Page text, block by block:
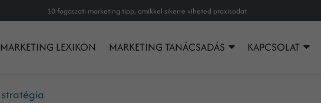
10 fogászati marketing tipp, amikkel sikerre viheted praxisodat
MARKETING LEXIKON MARKETING TANÁCSADÁS KAPCSOLAT